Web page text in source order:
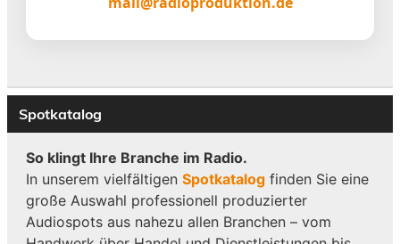
Spotkatalog
So klingt Ihre Branche im Radio.
In unserem vielfältigen Spotkatalogfinden Sie eine
große Auswahl professionell produzierter
Audiospots aus nahezu allen Branchen – vom